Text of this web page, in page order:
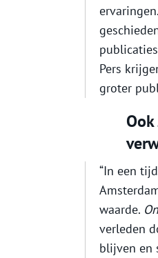
Pers
groter
“In een
waarde.
verleden
blijven en